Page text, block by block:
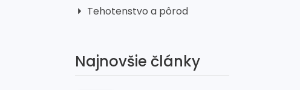
Tehotenstvo a pôrod
Najnovšie články